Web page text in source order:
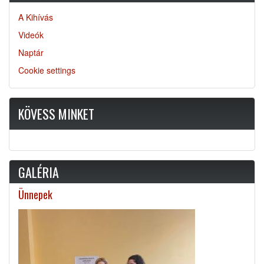
A Kihívás
Videók
Naptár
Cookie settings
KÖVESS MINKET
GALÉRIA
Ünnepek